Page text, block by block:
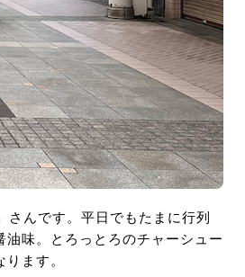
んです。平日でもたまに行列
味。とろっとろのチャーシュー
ます。